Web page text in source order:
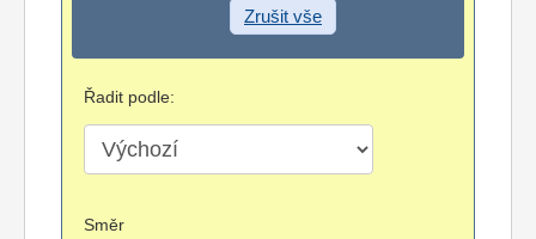
Zrušit vše
Řadit podle:
Směr